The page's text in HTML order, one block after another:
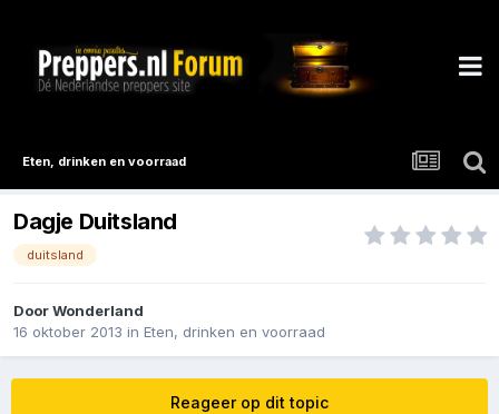
Eten, drinken en voorraad
Dagje Duitsland
duitsland
DoorWonderland
16 oktober 2013 in Eten, drinken en voorraad
Reageer op dit topic